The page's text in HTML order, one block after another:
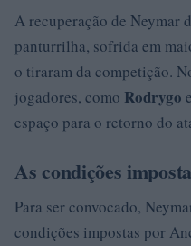
A recuperação de Neymar
panturrilha, sofrida em
o tiraram da competição.
jogadores, como Rodrygo e
espaço para o retorno do
As condições
Para ser convocado,
condições impostas por